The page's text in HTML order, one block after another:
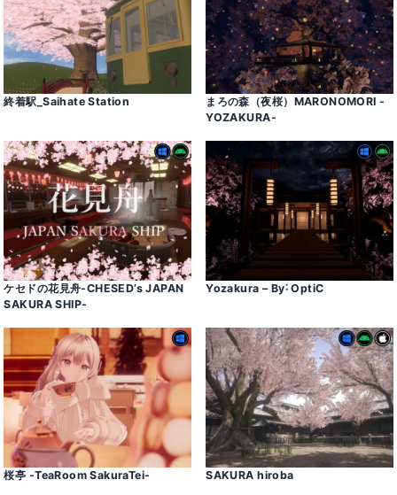
終着駅_Saihate Station
まろの森（夜桜）MARONOMORI -
YOZAKURA-
ケセドの花見舟-CHESED’s JAPAN
SAKURA SHIP-
Yozakura – By˸ OptiC
桜亭 -TeaRoom SakuraTei- SAKURA hiroba